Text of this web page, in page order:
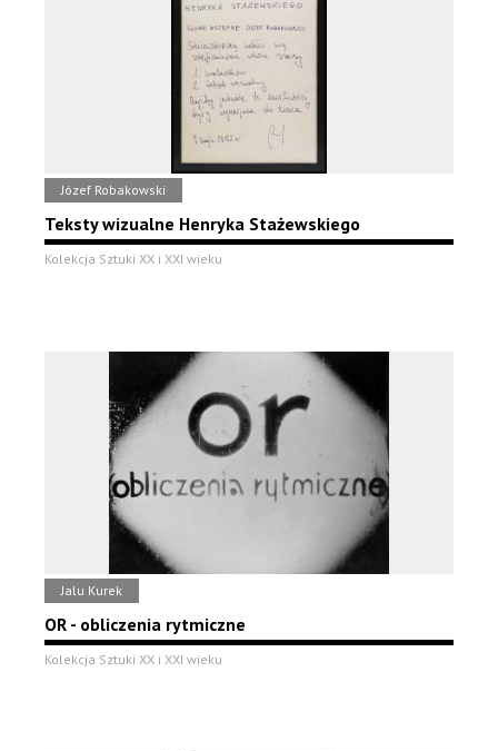
Józef Robakowski
Teksty wizualne Henryka Stażewskiego
Kolekcja Sztuki XX i XXI wieku
Jalu Kurek
OR - obliczenia rytmiczne
Kolekcja Sztuki XX i XXI wieku